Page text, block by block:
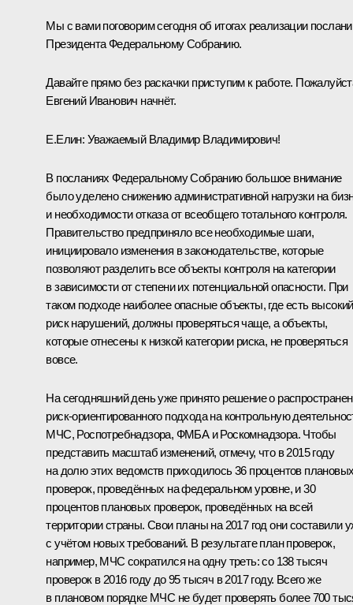
Мы с вами поговорим сегодня об итогах реализации
Президента Федеральному Собранию.
Давайте прямо без раскачки приступим к работе.
Евгений Иванович начнёт.
Е.Елин: Уважаемый Владимир Владимирович!
В посланиях Федеральному Собранию большое внимание
было уделено снижению административной нагрузки на
и необходимости отказа от всеобщего тотального контроля.
Правительство предприняло все необходимые шаги,
инициировало изменения в законодательстве, которые
позволяют разделить все объекты контроля на категории
в зависимости от степени их потенциальной опасности. При
таком подходе наиболее опасные объекты, где есть высокий
риск нарушений, должны проверяться чаще, а объекты,
которые отнесены к низкой категории риска, не проверяться
вовсе.
На сегодняшний день уже принято решение о
риск-ориентированного подхода на контрольную
МЧС, Роспотребнадзора, ФМБА и Роскомнадзора. Чтобы
представить масштаб изменений, отмечу, что в 2015 году
на долю этих ведомств приходилось 36 процентов
проверок, проведённых на федеральном уровне, и 30
процентов плановых проверок, проведённых на всей
территории страны. Свои планы на 2017 год они составили
с учётом новых требований. В результате план проверок,
например, МЧС сократился на одну треть: со 138 тысяч
проверок в 2016 году до 95 тысяч в 2017 году. Всего же
в плановом порядке МЧС не будет проверять более 700